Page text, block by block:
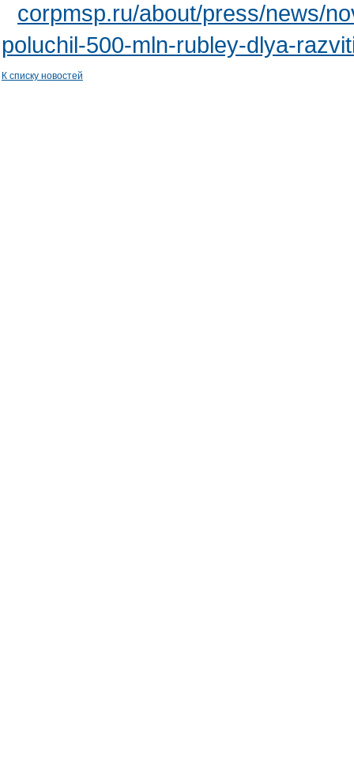
corpmsp.ru/about/press/news/
poluchil-500-mln-rubley-dlya-
К списку новостей